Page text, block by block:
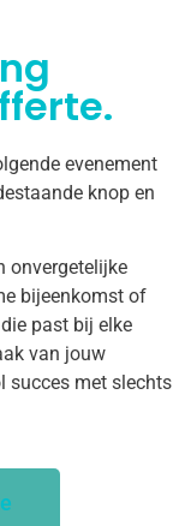
evenement
knop en
onvergetelijke
bijeenkomst of
past bij elke
van jouw
succes met slechts